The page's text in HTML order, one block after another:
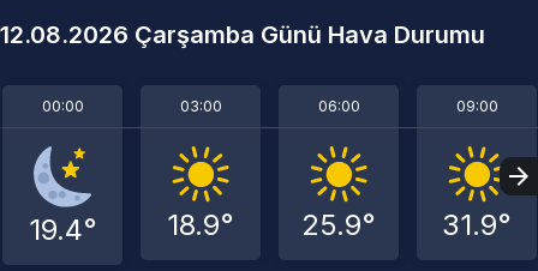
12.08.2026 Çarşamba Günü Hava Durumu
00:00
19.4°
03:00
18.9°
06:00
25.9°
09:00
31.9°